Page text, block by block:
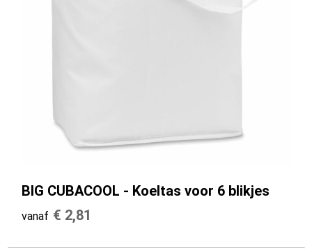
BIG CUBACOOL - Koeltas voor 6 blikjes
vanaf € 2,81